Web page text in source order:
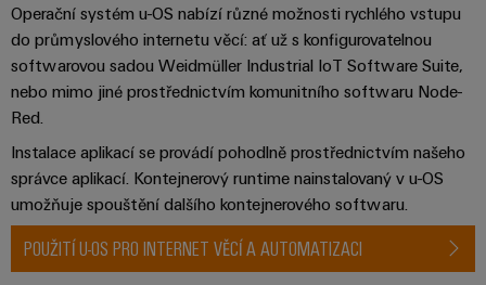
Upravené
a
vybavené
skříně
Zákaznický
návrh
kabelu
Produktové
Operační systém u-OS nabízí různé možnosti rychlého vstupu
do průmyslového internetu věcí: ať už s konfigurovatelnou
softwarovou sadou Weidmüller Industrial IoT Software Suite,
nebo mimo jiné prostřednictvím komunitního softwaru Node-
Red.
Instalace aplikací se provádí pohodlně prostřednictvím našeho
správce aplikací. Kontejnerový runtime nainstalovaný v u-OS
umožňuje spouštění dalšího kontejnerového softwaru.
POUŽITÍ U-OS PRO INTERNET VĚCÍ A AUTOMATIZACI